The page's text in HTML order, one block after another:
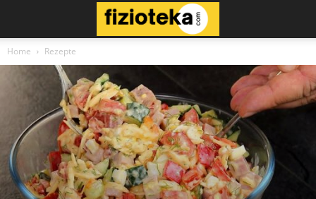
Home Rezepte